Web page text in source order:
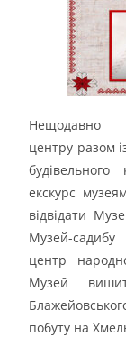
Нещодавно
центру разом
екскурс
відвідати
Музей-
центр
Музей
побуту на